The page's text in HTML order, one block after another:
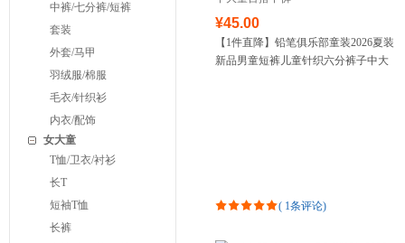
中裤/七分裤/短裤
套装
外套/马甲
羽绒服/棉服
毛衣/针织衫
内衣/配饰
女大童
T恤/卫衣/衬衫
长T
短袖T恤
长裤
¥45.00
【1件直降】铅笔俱乐部童装2026夏装
新品男童短裤儿童针织六分裤子中大
( 1条评论)